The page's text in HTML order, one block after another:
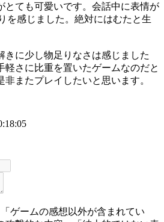
とても可愛いです。会話中に表情が
を感じました。絶対にはむたと生
きに少し物足りなさは感じました
軽さに比重を置いたゲームなのだと
またプレイしたいと思います。
ゲームの感想以外が含まれてい